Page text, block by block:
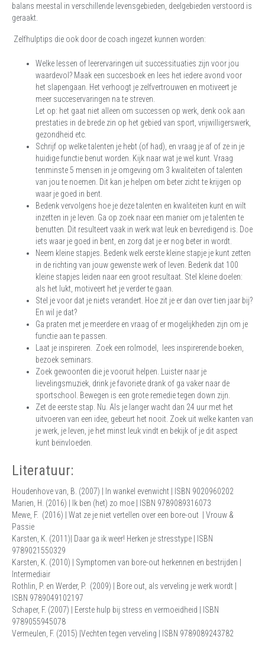
balans meestal in verschillende levensgebieden, deelgebieden verstoord is
geraakt.
Zelfhulptips die ook door de coach ingezet kunnen worden:
Welke lessen of leerervaringen uit successituaties zijn voor jou
waardevol? Maak een succesboek en lees het iedere avond voor
het slapengaan. Het verhoogt je zelfvertrouwen en motiveert je
meer succeservaringen na te streven.
Let op: het gaat niet alleen om successen op werk, denk ook aan
prestaties in de brede zin op het gebied van sport, vrijwilligerswerk,
gezondheid etc.
Schrijf op welke talenten je hebt (of had), en vraag je af of ze in je
huidige functie benut worden. Kijk naar wat je wel kunt. Vraag
tenminste 5 mensen in je omgeving om 3 kwaliteiten of talenten
van jou te noemen. Dit kan je helpen om beter zicht te krijgen op
waar je goed in bent.
Bedenk vervolgens hoe je deze talenten en kwaliteiten kunt en wilt
inzetten in je leven. Ga op zoek naar een manier om je talenten te
benutten. Dit resulteert vaak in werk wat leuk en bevredigend is. Doe
iets waar je goed in bent, en zorg dat je er nog beter in wordt.
Neem kleine stapjes. Bedenk welk eerste kleine stapje je kunt zetten
in de richting van jouw gewenste werk of leven. Bedenk dat 100
kleine stapjes leiden naar een groot resultaat. Stel kleine doelen:
als het lukt, motiveert het je verder te gaan.
Stel je voor dat je niets verandert. Hoe zit je er dan over tien jaar bij?
En wil je dat?
Ga praten met je meerdere en vraag of er mogelijkheden zijn om je
functie aan te passen.
Laat je inspireren. Zoek een rolmodel, lees inspirerende boeken,
bezoek seminars.
Zoek gewoonten die je vooruit helpen. Luister naar je
lievelingsmuziek, drink je favoriete drank of ga vaker naar de
sportschool. Bewegen is een grote remedie tegen down zijn.
Zet de eerste stap. Nu. Als je langer wacht dan 24 uur met het
uitvoeren van een idee, gebeurt het nooit. Zoek uit welke kanten van
je werk, je leven, je het minst leuk vindt en bekijk of je dit aspect
kunt beïnvloeden.
Literatuur:
Houdenhove van, B. (2007) | In wankel evenwicht | ISBN 9020960202
Marien, H. (2016) | Ik ben (het) zo moe | ISBN 9789089316073
Mewe, F. (2016) | Wat ze je niet vertellen over een bore-out | Vrouw &
Passie
Karsten, K. (2011)| Daar ga ik weer! Herken je stresstype | ISBN
9789021550329
Karsten, K. (2010) | Symptomen van bore-out herkennen en bestrijden |
Intermediair
Rothlin, P. en Werder, P. (2009) | Bore out, als verveling je werk wordt |
ISBN 9789049102197
Schaper, F. (2007) | Eerste hulp bij stress en vermoeidheid | ISBN
9789055945078
Vermeulen, F. (2015) |Vechten tegen verveling | ISBN 9789089243782